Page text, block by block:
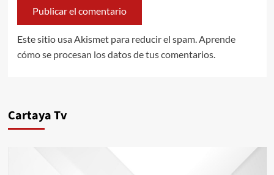
Este sitio usa Akismet para reducir el spam. Aprende
cómo se procesan los datos de tus comentarios.
Cartaya Tv